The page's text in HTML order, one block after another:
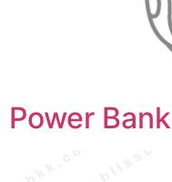
Power Bank